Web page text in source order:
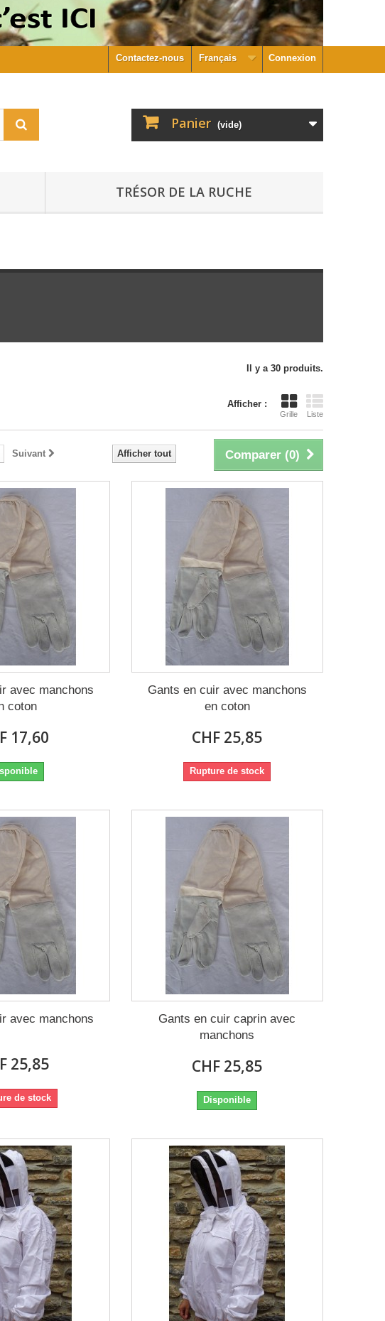
Connexion
Français
Contactez-nous
Panier (vide)
TRÉSOR DE LA RUCHE
Il y a 30 produits.
Afficher :
Grille Liste
Comparer (0)
Afficher tout
Suivant
avec manchons
coton
17,60
Gants en cuir avec manchons
en coton
CHF 25,85
Rupture de stock
avec manchons
25,85
de stock
Gants en cuir caprin avec
manchons
CHF 25,85
Disponible